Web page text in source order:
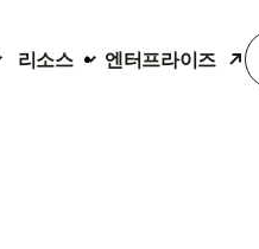
리소스 엔터프라이즈